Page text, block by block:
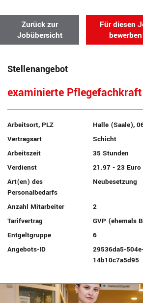
Zurück zur
Jobübersicht
Für diesen
bewerben
Stellenangebot
examinierte
Arbeitsort, PLZ
Halle (Saale),
Vertragsart
Schicht
Arbeitszeit
35 Stunden
Verdienst
21.97 - 23 Euro
Art(en) des
Personalbedarfs
Neubesetzung
Anzahl Mitarbeiter
2
Tarifvertrag
GVP (ehemals
Entgeltgruppe
6
Angebots-ID
29536da5-
14b10c7a5d95